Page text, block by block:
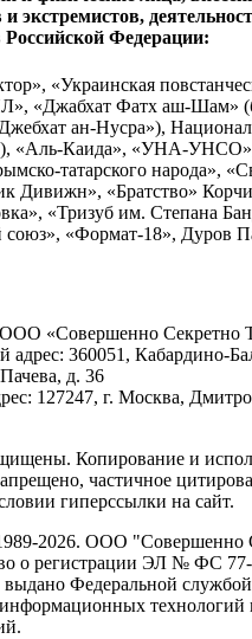
и экстремистов,
Российской Федерации:
«Украинская
«Джабхат Фатх аш-Шам»
ан-Нусра»),
«Аль-Каида», «УНА-
татарского народа»,
Дивижн», «Братство»
«Тризуб им. Степана
союз», «Формат-18», Дуров
«Совершенно Секретно
360051, Кабардино-
д. 36
127247, г. Москва,
Копирование и
частичное
гиперссылки на сайт.
2026. ООО "Совершенно
о регистрации ЭЛ № ФС
выдано Федеральной
информационных технологий